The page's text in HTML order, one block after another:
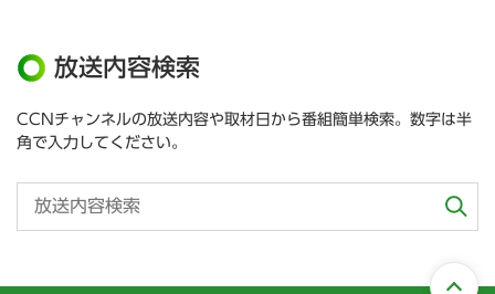
放送内容検索
CCNチャンネルの放送内容や取材日から番組簡単検索。数字は半
角で入力してください。